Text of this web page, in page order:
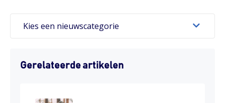
Kies een nieuwscategorie
Gerelateerde artikelen